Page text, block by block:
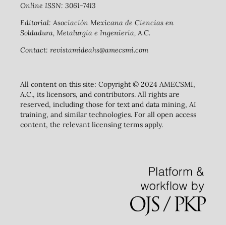
Online ISSN: 3061-7413
Editorial: Asociación Mexicana de Ciencias en
Soldadura, Metalurgia e Ingeniería, A.C.
Contact: revistamideahs@amecsmi.com
All content on this site: Copyright © 2024 AMECSMI,
A.C., its licensors, and contributors. All rights are
reserved, including those for text and data mining, AI
training, and similar technologies. For all open access
content, the relevant licensing terms apply.